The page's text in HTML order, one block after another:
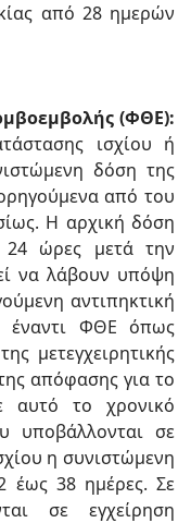
από 28 ημερών
(ΦΘΕ):
ισχίου ή
δόση της
από του
Η αρχική δόση
ώρες μετά την
να λάβουν υπόψη
αντιπηκτική
έναντι ΦΘΕ όπως
μετεγχειρητικής
απόφασης για το
αυτό το χρονικό
υποβάλλονται σε
η συνιστώμενη
έως 38 ημέρες. Σε
σε εγχείρηση